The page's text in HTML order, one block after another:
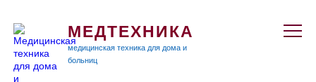
МЕДТЕХНИКА
медицинская техника для дома и
больниц